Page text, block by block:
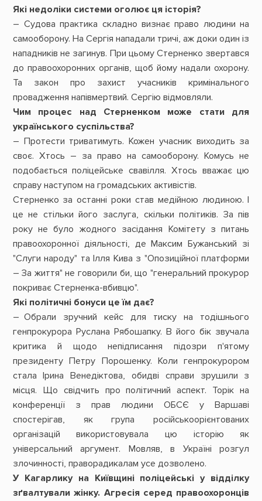
Які недоліки системи оголює ця історія?
– Судова практика складно визнає право людини на
самооборону. На Сергія нападали тричі, аж доки один із
нападників не загинув. При цьому Стерненко звертався
до правоохоронних органів, щоб йому надали охорону.
Та закон про захист учасників кримінального
провадження напівмертвий. Сергію відмовляли.
Чим процес над Стерненком може стати для
українського суспільства?
– Протести триватимуть. Кожен учасник виходить за
своє. Хтось – за право на самооборону. Комусь не
подобається поліцейське свавілля. Хтось вважає цю
справу наступом на громадських активістів.
Стерненко за останні роки став медійною людиною. І
це не стільки його заслуга, скільки політиків. За пів
року не було жодного засідання Комітету з питань
правоохоронної діяльності, де Максим Бужанський зі
"Слуги народу" та Ілля Кива з "Опозиційної платформи
– За життя" не говорили би, що "генеральний прокурор
покриває Стерненка-вбивцю".
Які політичні бонуси це їм дає?
– Обрали зручний кейс для тиску на тодішнього
генпрокурора Руслана Рябошапку. В його бік звучала
критика й щодо непідписання підозри п'ятому
президенту Петру Порошенку. Коли генпрокурором
стала Ірина Венедіктова, обидві справи зрушили з
місця. Що свідчить про політичний аспект. Торік на
конференції з прав людини ОБСЄ у Варшаві
спостерігав, як група російськоорієнтованих
організацій використовувала цю історію як
універсальний аргумент. Мовляв, в Україні розгул
злочинності, праворадикалам усе дозволено.
У Кагарлику на Київщині поліцейські у відділку
зґвалтували жінку. Агресія серед правоохоронців